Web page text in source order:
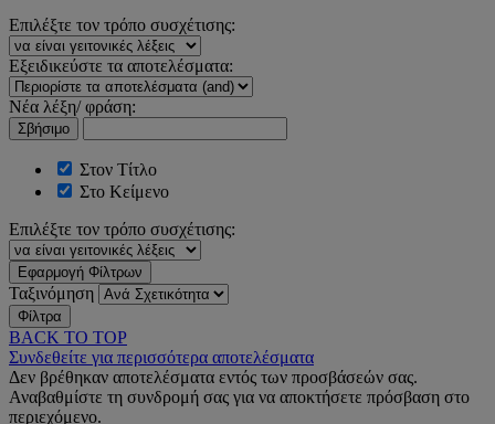
Επιλέξτε τον τρόπο συσχέτισης:
Εξειδικεύστε τα αποτελέσματα:
Νέα λέξη/ φράση:
Σβήσιμο
Στον Τίτλο
Στο Κείμενο
Επιλέξτε τον τρόπο συσχέτισης:
Εφαρμογή Φίλτρων
Ταξινόμηση
Φίλτρα
BACK TO TOP
Συνδεθείτε για περισσότερα αποτελέσματα
Δεν βρέθηκαν αποτελέσματα εντός των προσβάσεών σας.
Αναβαθμίστε τη συνδρομή σας για να αποκτήσετε πρόσβαση στο
περιεχόμενο.